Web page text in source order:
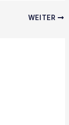
WEITER